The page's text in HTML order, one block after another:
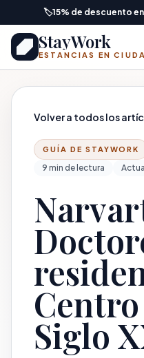
Saltar al contenido principal
🏷️15% de descuento
StayWork
ESTANCIAS EN
Volver a todos los
GUÍA DE STAYWORK
9 min de lectura
Siglo